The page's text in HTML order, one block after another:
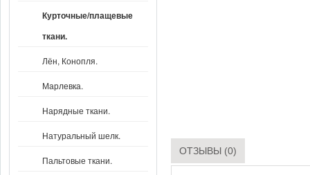
Курточные/плащевые
ткани.
Лён, Конопля.
Марлевка.
Нарядные ткани.
Натуральный шелк.
Пальтовые ткани.
ОТЗЫВЫ (0)